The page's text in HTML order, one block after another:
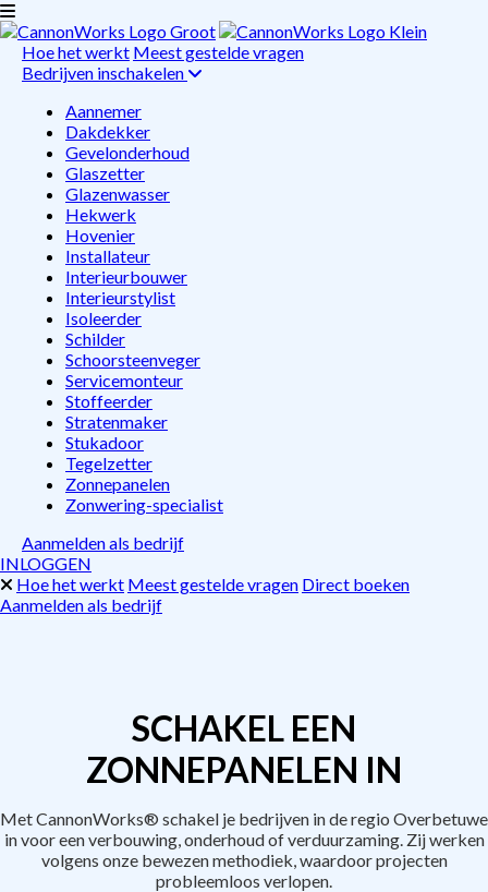
Hoe het werkt Meest gestelde vragen
Bedrijven inschakelen
Aannemer
Dakdekker
Gevelonderhoud
Glaszetter
Glazenwasser
Hekwerk
Hovenier
Installateur
Interieurbouwer
Interieurstylist
Isoleerder
Schilder
Schoorsteenveger
Servicemonteur
Stoffeerder
Stratenmaker
Stukadoor
Tegelzetter
Zonnepanelen
Zonwering-specialist
Aanmelden als bedrijf
INLOGGEN
Hoe het werkt Meest gestelde vragen Direct boeken
Aanmelden als bedrijf
SCHAKEL EEN
ZONNEPANELEN IN
Met CannonWorks® schakel je bedrijven in de regio Overbetuwe
in voor een verbouwing, onderhoud of verduurzaming. Zij werken
volgens onze bewezen methodiek, waardoor projecten
probleemloos verlopen.